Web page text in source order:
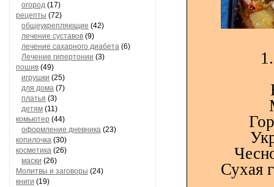
огород (17)
рецепты (72)
общеукрепляющие (42)
лечение суставов (9)
лечение сахарного диабета (6)
Лечение гипертонии (3)
пошив (49)
игрушки (25)
для дома (7)
платья (3)
детям (11)
комьютер (44)
оформление дневника (23)
копилочка (30)
косметика (26)
маски (26)
Молитвы и заговоры (24)
книги (19)
Сухая